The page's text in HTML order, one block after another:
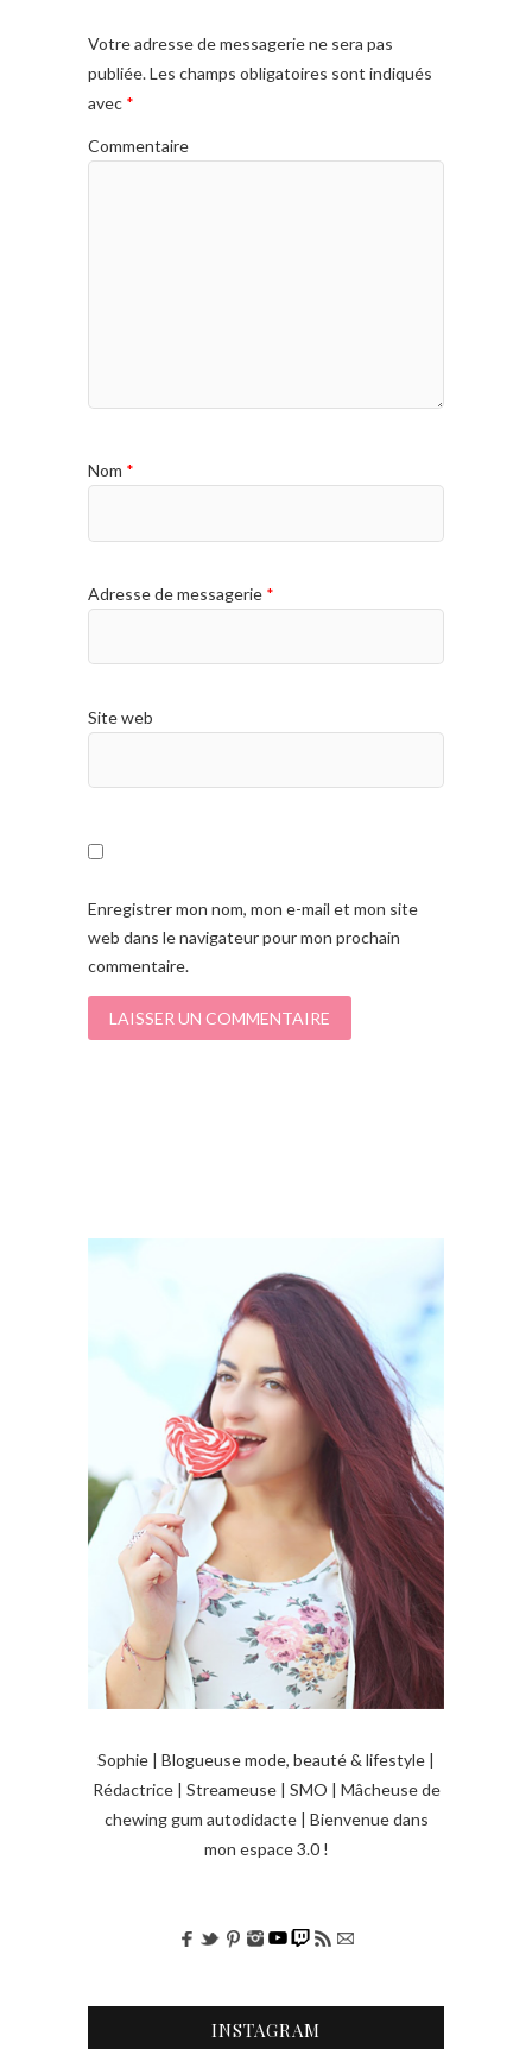
Votre adresse de messagerie ne sera pas
publiée.Les champs obligatoires sont indiqués
avec *
Commentaire
Nom *
Adresse de messagerie *
Site web
Enregistrer mon nom, mon e-mail et mon site
web dans le navigateur pour mon prochain
commentaire.
Sophie | Blogueuse mode, beauté & lifestyle |
Rédactrice | Streameuse | SMO | Mâcheuse de
chewing gum autodidacte | Bienvenue dans
mon espace 3.0 !
INSTAGRAM